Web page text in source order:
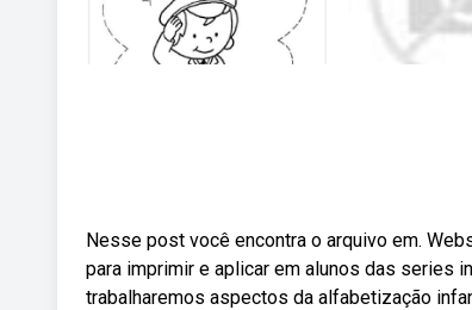
Nesse post você encontra o arquivo em.
para imprimir e aplicar em alunos das series
trabalharemos aspectos da alfabetização